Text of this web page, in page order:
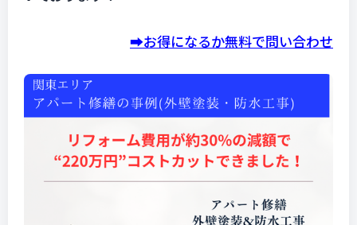
➡️お得になるか無料で問い合わせ